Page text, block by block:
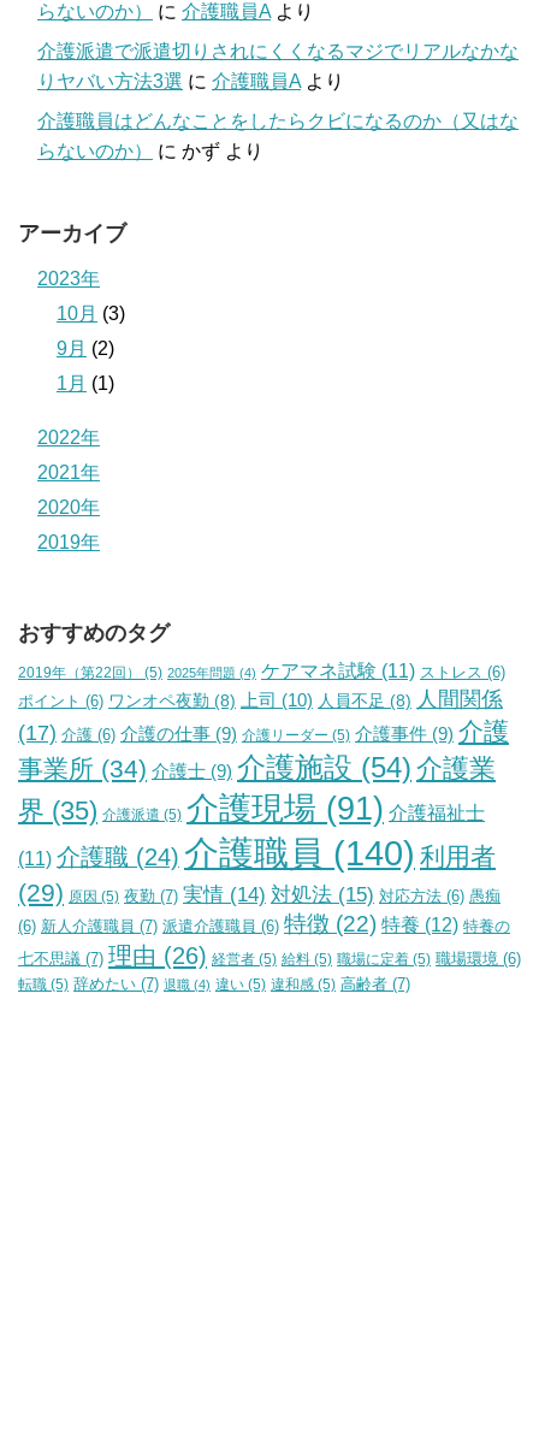
らないのか）
に 介護職員A より
介護派遣で派遣切りされにくくなるマジでリアルなかな
りヤバい方法3選 に 介護職員A より
介護職員はどんなことをしたらクビになるのか（又はな
らないのか）
に かず より
アーカイブ
2023年
10月 (3)
9月 (2)
1月 (1)
2022年
2021年
2020年
2019年
おすすめのタグ
2019年（第22回） (5) 2025年問題 (4) ケアマネ試験 (11) ストレス (6)
ポイント (6) ワンオペ夜勤 (8) 上司 (10) 人員不足 (8) 人間関係
(17) 介護 (6) 介護の仕事 (9) 介護リーダー (5) 介護事件 (9) 介護
事業所 (34) 介護士 (9) 介護施設 (54) 介護業
界 (35) 介護派遣 (5) 介護現場 (91) 介護福祉士
(11) 介護職 (24) 介護職員 (140) 利用者
(29) 原因 (5) 夜勤 (7) 実情 (14) 対処法 (15) 対応方法 (6) 愚痴
(6) 新人介護職員 (7) 派遣介護職員 (6) 特徴 (22) 特養 (12) 特養の
七不思議 (7) 理由 (26) 経営者 (5) 給料 (5) 職場に定着 (5) 職場環境 (6)
転職 (5) 辞めたい (7) 退職 (4) 違い (5) 違和感 (5) 高齢者 (7)